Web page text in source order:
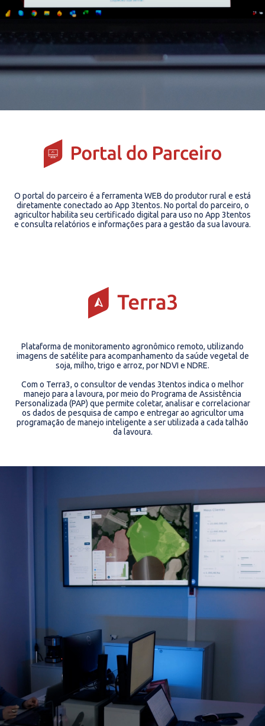
O portal do parceiro é a ferramenta WEB do produtor rural e está
diretamente conectado ao App 3tentos. No portal do parceiro, o
agricultor habilita seu certificado digital para uso no App 3tentos
e consulta relatórios e informações para a gestão da sua lavoura.
Plataforma de monitoramento agronômico remoto, utilizando
imagens de satélite para acompanhamento da saúde vegetal de
soja, milho, trigo e arroz, por NDVI e NDRE.
Com o Terra3, o consultor de vendas 3tentos indica o melhor
manejo para a lavoura, por meio do Programa de Assistência
Personalizada (PAP) que permite coletar, analisar e correlacionar
os dados de pesquisa de campo e entregar ao agricultor uma
programação de manejo inteligente a ser utilizada a cada talhão
da lavoura.